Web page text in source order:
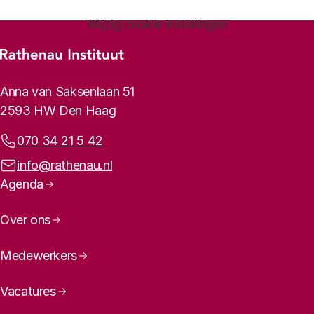
Wijzig cookie instellingen
Footer-menu
Rathenau logo, naar de homepage
Contactinformatie
Anna van Saksenlaan 51
2593 HW Den Haag
Telefoonnummer:
070 34 21 5 42
E-mailadres:
info@rathenau.nl
Paginanavigatie
Agenda
Over ons
Medewerkers
Vacatures